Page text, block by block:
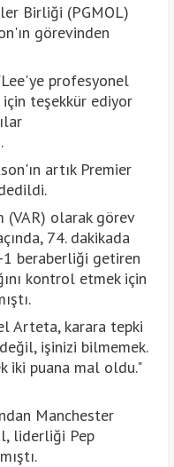
Birliği (PGMOL)
görevinden
profesyonel
teşekkür ediyor
artık Premier
(VAR) olarak görev
74. dakikada
1 beraberliği getiren
kontrol etmek için
Arteta, karara tepki
işinizi bilmemek.
iki puana mal oldu."
Manchester
liderliği Pep